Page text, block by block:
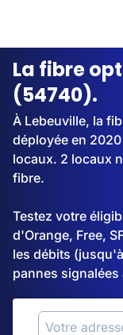
Streaming
La fibre
(54740).
À Lebeuville, la
déployée en
locaux. 2 locaux
fibre.
Testez votre
d'Orange, Free,
les débits
pannes signalées